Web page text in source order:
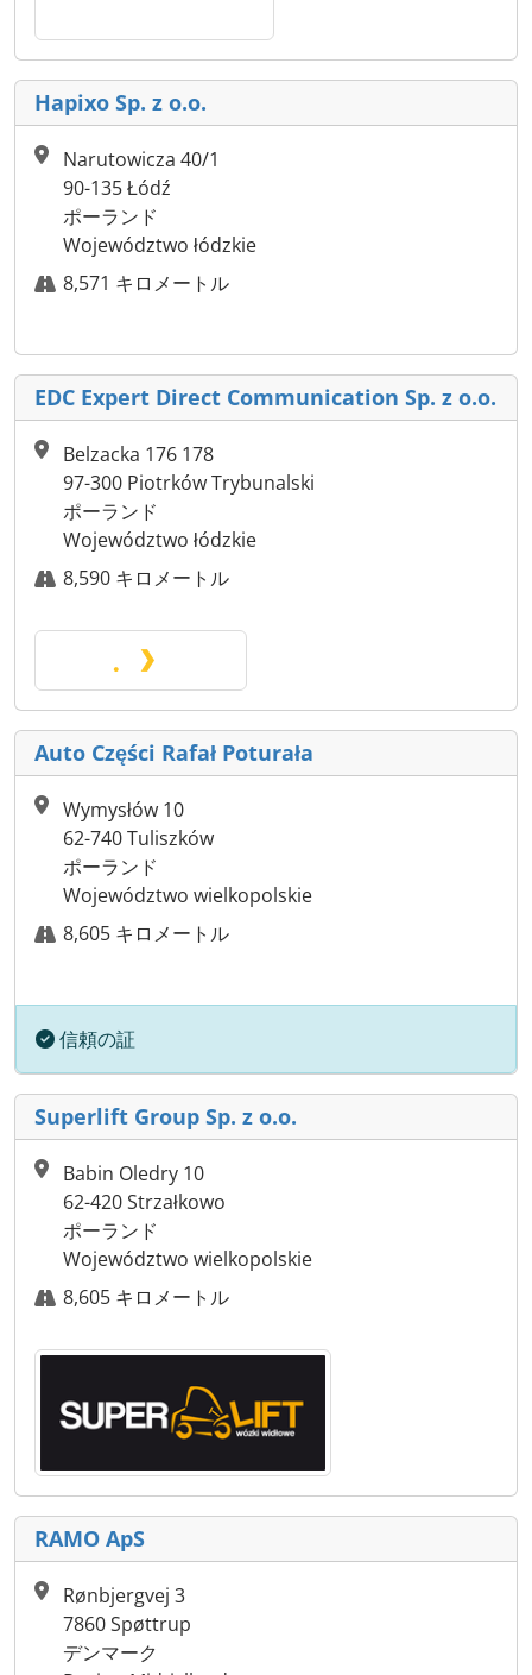
Hapixo Sp. z o.o.
Narutowicza 40/1
90-135 Łódź
ポーランド
Województwo łódzkie
8,571 キロメートル
EDC Expert Direct Communication Sp. z o.o.
Belzacka 176 178
97-300 Piotrków Trybunalski
ポーランド
Województwo łódzkie
8,590 キロメートル
Auto Części Rafał Poturała
Wymysłów 10
62-740 Tuliszków
ポーランド
Województwo wielkopolskie
8,605 キロメートル
信頼の証
Superlift Group Sp. z o.o.
Babin Oledry 10
62-420 Strzałkowo
ポーランド
Województwo wielkopolskie
8,605 キロメートル
RAMO ApS
Rønbjergvej 3
7860 Spøttrup
デンマーク